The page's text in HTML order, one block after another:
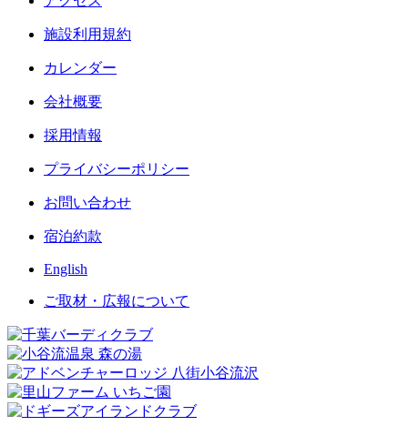
施設利用規約
カレンダー
会社概要
採用情報
プライバシーポリシー
お問い合わせ
宿泊約款
English
ご取材・広報について